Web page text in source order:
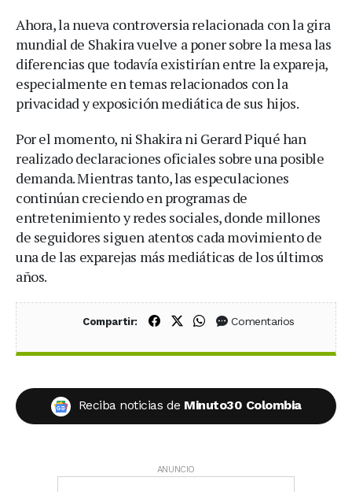
Ahora, la nueva controversia relacionada con la gira
mundial de Shakira vuelve a poner sobre la mesa las
diferencias que todavía existirían entre la expareja,
especialmente en temas relacionados con la
privacidad y exposición mediática de sus hijos.
Por el momento, ni Shakira ni Gerard Piqué han
realizado declaraciones oficiales sobre una posible
demanda. Mientras tanto, las especulaciones
continúan creciendo en programas de
entretenimiento y redes sociales, donde millones
de seguidores siguen atentos cada movimiento de
una de las exparejas más mediáticas de los últimos
años.
Compartir: Compartir en Facebook
Compartir en X (Twitter)
Compartir en WhatsApp
Comentarios
Reciba noticias de Minuto30 Colombia
ANUNCIO